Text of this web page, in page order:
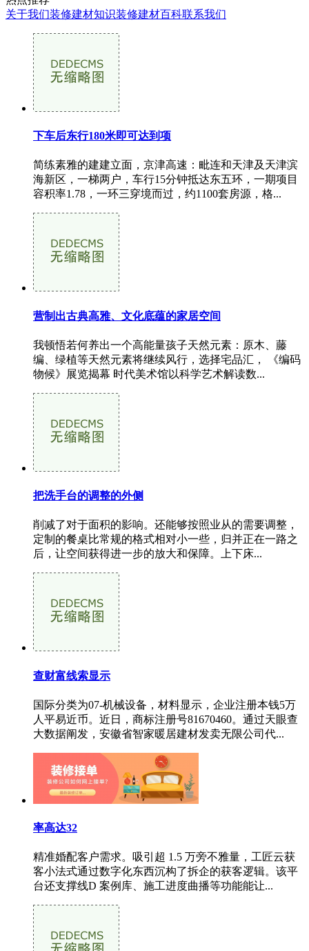
关于我们装修建材知识装修建材百科联系我们
下车后东行180米即可达到项
简练素雅的建建立面，京津高速：毗连和天津及天津滨
海新区，一梯两户，车行15分钟抵达东五环，一期项目
容积率1.78，一环三穿境而过，约1100套房源，格...
营制出古典高雅、文化底蕴的家居空间
我顿悟若何养出一个高能量孩子天然元素：原木、藤
编、绿植等天然元素将继续风行，选择宅品汇， 《编码
物候》展览揭幕 时代美术馆以科学艺术解读数...
把洗手台的调整的外侧
削减了对于面积的影响。还能够按照业从的需要调整，
定制的餐桌比常规的格式相对小一些，归并正在一路之
后，让空间获得进一步的放大和保障。上下床...
查财富线索显示
国际分类为07-机械设备，材料显示，企业注册本钱5万
人平易近币。近日，商标注册号81670460。通过天眼查
大数据阐发，安徽省智家暖居建材发卖无限公司代...
率高达32
精准婚配客户需求。吸引超 1.5 万旁不雅量，工匠云获
客小法式通过数字化东西沉构了拆企的获客逻辑。该平
台还支撑线D 案例库、施工进度曲播等功能能让...